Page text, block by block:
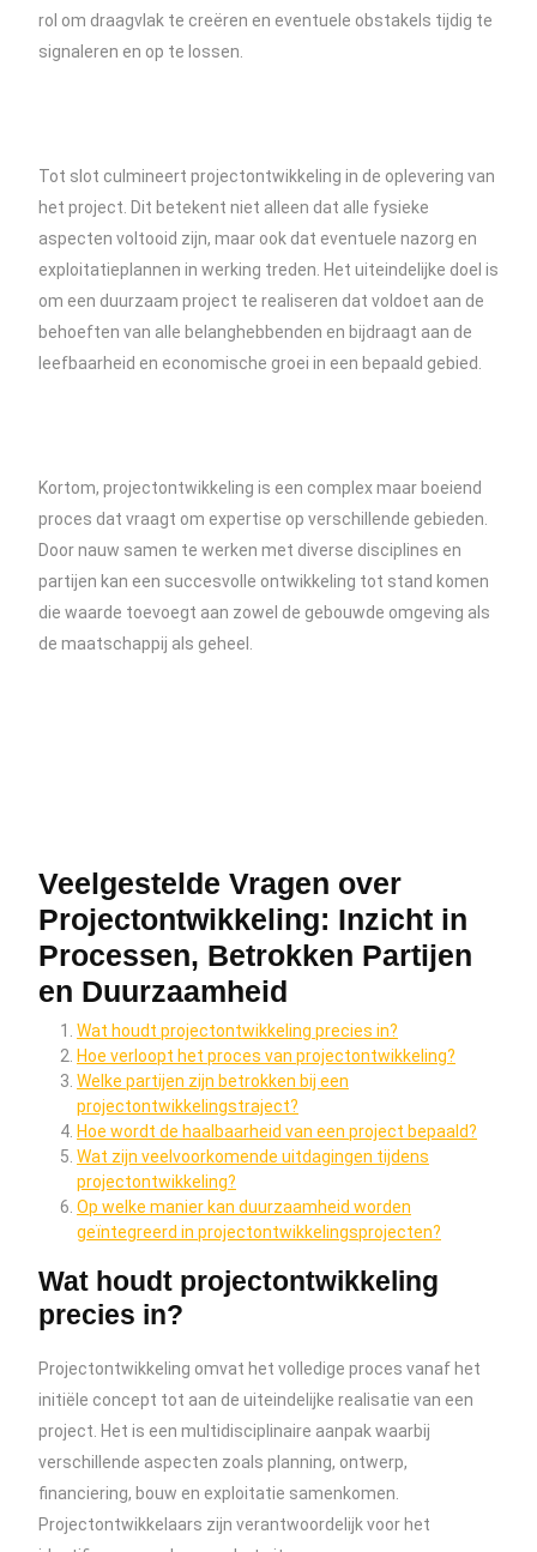
rol om draagvlak te creëren en eventuele obstakels tijdig te
signaleren en op te lossen.
Tot slot culmineert projectontwikkeling in de oplevering van
het project. Dit betekent niet alleen dat alle fysieke
aspecten voltooid zijn, maar ook dat eventuele nazorg en
exploitatieplannen in werking treden. Het uiteindelijke doel is
om een duurzaam project te realiseren dat voldoet aan de
behoeften van alle belanghebbenden en bijdraagt aan de
leefbaarheid en economische groei in een bepaald gebied.
Kortom, projectontwikkeling is een complex maar boeiend
proces dat vraagt om expertise op verschillende gebieden.
Door nauw samen te werken met diverse disciplines en
partijen kan een succesvolle ontwikkeling tot stand komen
die waarde toevoegt aan zowel de gebouwde omgeving als
de maatschappij als geheel.
Veelgestelde Vragen over
Projectontwikkeling: Inzicht in
Processen, Betrokken Partijen
en Duurzaamheid
Wat houdt projectontwikkeling precies in?
Hoe verloopt het proces van projectontwikkeling?
Welke partijen zijn betrokken bij een
projectontwikkelingstraject?
Hoe wordt de haalbaarheid van een project bepaald?
Wat zijn veelvoorkomende uitdagingen tijdens
projectontwikkeling?
Op welke manier kan duurzaamheid worden
geïntegreerd in projectontwikkelingsprojecten?
Wat houdt projectontwikkeling
precies in?
Projectontwikkeling omvat het volledige proces vanaf het
initiële concept tot aan de uiteindelijke realisatie van een
project. Het is een multidisciplinaire aanpak waarbij
verschillende aspecten zoals planning, ontwerp,
financiering, bouw en exploitatie samenkomen.
Projectontwikkelaars zijn verantwoordelijk voor het